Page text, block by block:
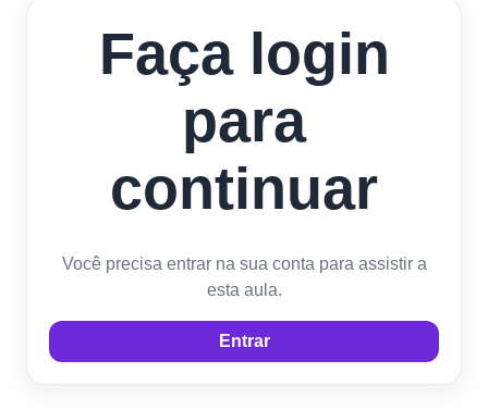
Faça login
para
continuar
Você precisa entrar na sua conta para assistir a
esta aula.
Entrar